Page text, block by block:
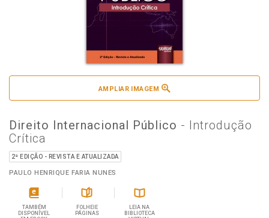
AMPLIAR IMAGEM
Direito Internacional Público - Introdução
Crítica
2ª EDIÇÃO - REVISTA E ATUALIZADA
PAULO HENRIQUE FARIA NUNES
TAMBÉM
DISPONÍVEL
FOLHEIE
PÁGINAS
LEIA NA
BIBLIOTECA